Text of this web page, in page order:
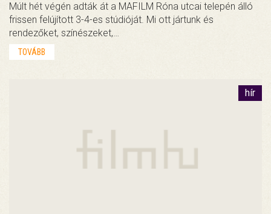
Múlt hét végén adták át a MAFILM Róna utcai telepén álló
frissen felújított 3-4-es stúdióját. Mi ott jártunk és
rendezőket, színészeket,…
TOVÁBB
hír